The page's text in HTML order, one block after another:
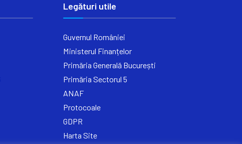
Legături utile
Guvernul României
Ministerul Finanțelor
Primăria Generală București
Primăria Sectorul 5
ANAF
Protocoale
GDPR
Harta Site